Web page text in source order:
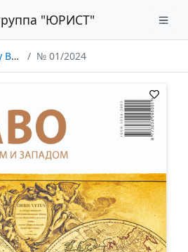
"ЮРИСТ"
№ 01/2024